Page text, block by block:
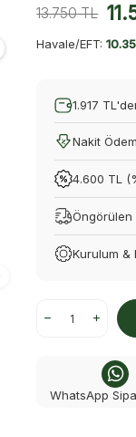
13.750TL
Havale/EFT:
1.917
Nakit
4.600 TL
Kurulum &
WhatsApp